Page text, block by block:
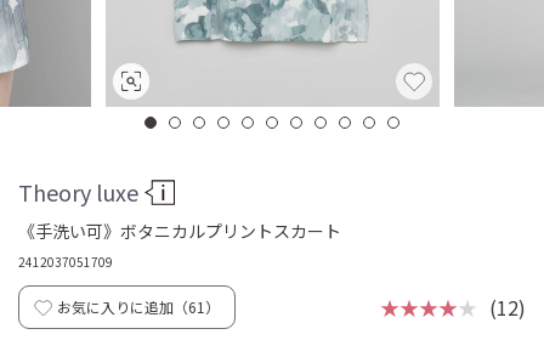
Theory luxe
《手洗い可》ボタニカルプリントスカート
2412037051709
お気に入りに追加（61 ） ★★★★★ (12)